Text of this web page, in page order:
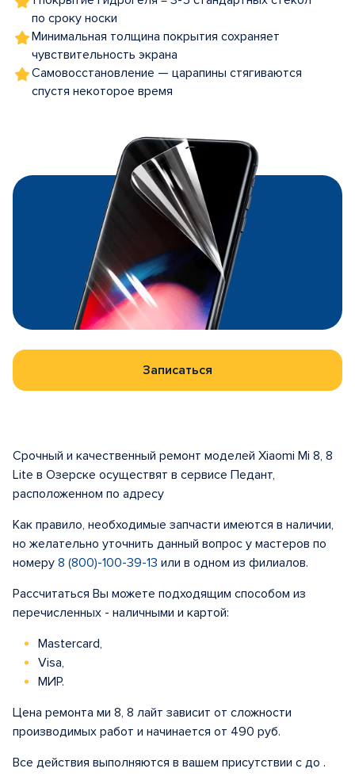
по сроку носки
Минимальная толщина покрытия сохраняет
чувствительность экрана
Самовосстановление — царапины стягиваются
спустя некоторое время
Записаться
Срочный и качественный ремонт моделей Xiaomi Mi 8, 8
Lite в Озерске осуществят в сервисе Педант,
расположенном по адресу
Как правило, необходимые запчасти имеются в наличии,
но желательно уточнить данный вопрос у мастеров по
номеру 8 (800)-100-39-13 или в одном из филиалов.
Рассчитаться Вы можете подходящим способом из
перечисленных - наличными и картой:
Mastercard,
Visa,
МИР.
Цена ремонта ми 8, 8 лайт зависит от сложности
производимых работ и начинается от 490 руб.
Все действия выполняются в вашем присутствии с до .